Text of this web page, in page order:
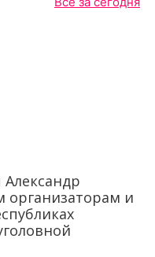
организаторам и